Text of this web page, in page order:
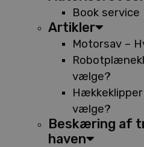
Book service
Artikler
Motorsav –
vælge?
vælge?
Beskæring af
haven